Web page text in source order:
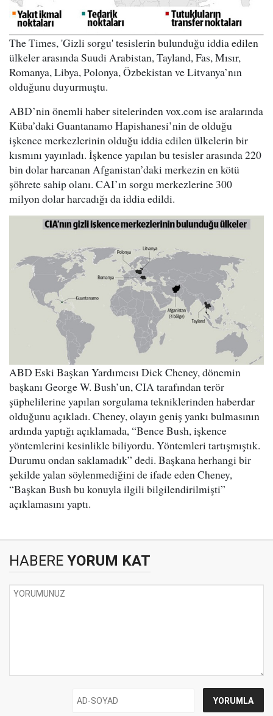
The Times, 'Gizli sorgu' tesislerin bulunduğu iddia edilen
ülkeler arasında Suudi Arabistan, Tayland, Fas, Mısır,
Romanya, Libya, Polonya, Özbekistan ve Litvanya’nın
olduğunu duyurmuştu.
ABD’nin önemli haber sitelerinden vox.com ise aralarında
Küba’daki Guantanamo Hapishanesi’nin de olduğu
işkence merkezlerinin olduğu iddia edilen ülkelerin bir
kısmını yayınladı. İşkence yapılan bu tesisler arasında 220
bin dolar harcanan Afganistan’daki merkezin en kötü
şöhrete sahip olanı. CAI’ın sorgu merkezlerine 300
milyon dolar harcadığı da iddia edildi.
ABD Eski Başkan Yardımcısı Dick Cheney, dönemin
başkanı George W. Bush’un, CIA tarafından terör
şüphelilerine yapılan sorgulama tekniklerinden haberdar
olduğunu açıkladı. Cheney, olayın geniş yankı bulmasının
ardında yaptığı açıklamada, “Bence Bush, işkence
yöntemlerini kesinlikle biliyordu. Yöntemleri tartışmıştık.
Durumu ondan saklamadık” dedi. Başkana herhangi bir
şekilde yalan söylenmediğini de ifade eden Cheney,
“Başkan Bush bu konuyla ilgili bilgilendirilmişti”
açıklamasını yaptı.
HABERE YORUM KAT